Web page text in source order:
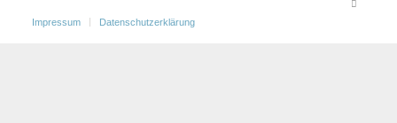
Impressum Datenschutzerklärung